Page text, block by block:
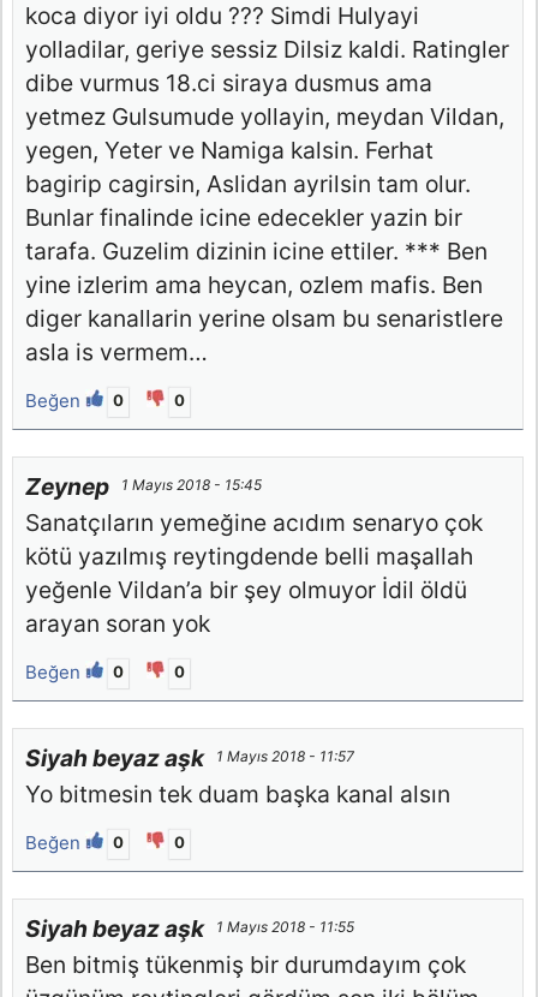
koca diyor iyi oldu ??? Simdi Hulyayi
yolladilar, geriye sessiz Dilsiz kaldi. Ratingler
dibe vurmus 18.ci siraya dusmus ama
yetmez Gulsumude yollayin, meydan Vildan,
yegen, Yeter ve Namiga kalsin. Ferhat
bagirip cagirsin, Aslidan ayrilsin tam olur.
Bunlar finalinde icine edecekler yazin bir
tarafa. Guzelim dizinin icine ettiler. *** Ben
yine izlerim ama heycan, ozlem mafis. Ben
diger kanallarin yerine olsam bu senaristlere
asla is vermem…
Beğen 0 0
Zeynep 1 Mayıs 2018 - 15:45
Sanatçıların yemeğine acıdım senaryo çok
kötü yazılmış reytingdende belli maşallah
yeğenle Vildan’a bir şey olmuyor İdil öldü
arayan soran yok
Beğen 0 0
Siyah beyaz aşk 1 Mayıs 2018 - 11:57
Yo bitmesin tek duam başka kanal alsın
Beğen 0 0
Siyah beyaz aşk 1 Mayıs 2018 - 11:55
Ben bitmiş tükenmiş bir durumdayım çok